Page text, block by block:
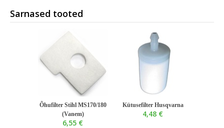
Sarnased tooted
Õhufilter Stihl MS170/180
(Vanem)
6,55 €
Kütusefilter Husqvarna
4,48 €